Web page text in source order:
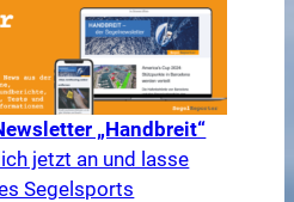
„Handbreit“
jetzt an und lasse
Segelsports